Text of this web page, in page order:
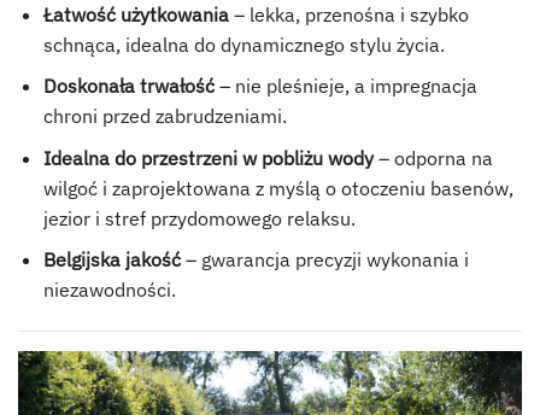
Łatwość użytkowania– lekka, przenośna i szybko
schnąca, idealna do dynamicznego stylu życia.
Doskonała trwałość– nie pleśnieje, a impregnacja
chroni przed zabrudzeniami.
Idealna do przestrzeni w pobliżu wody– odporna na
wilgoć i zaprojektowana z myślą o otoczeniu basenów,
jezior i stref przydomowego relaksu.
Belgijska jakość– gwarancja precyzji wykonania i
niezawodności.